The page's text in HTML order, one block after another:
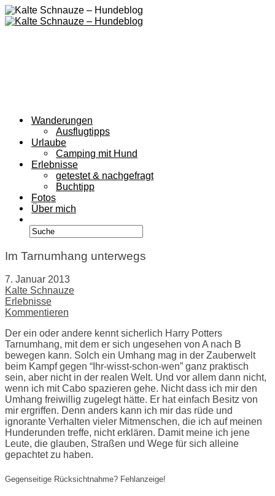
Wanderungen
Ausflugtipps
Urlaube
Camping mit Hund
Erlebnisse
getestet & nachgefragt
Buchtipp
Fotos
Über mich
Im Tarnumhang unterwegs
7. Januar 2013
Kalte Schnauze
Erlebnisse
Kommentieren
Der ein oder andere kennt sicherlich Harry Potters
Tarnumhang, mit dem er sich ungesehen von A nach B
bewegen kann. Solch ein Umhang mag in der Zauberwelt
beim Kampf gegen “Ihr-wisst-schon-wen” ganz praktisch
sein, aber nicht in der realen Welt. Und vor allem dann nicht,
wenn ich mit Cabo spazieren gehe. Nicht dass ich mir den
Umhang freiwillig zugelegt hätte. Er hat einfach Besitz von
mir ergriffen. Denn anders kann ich mir das rüde und
ignorante Verhalten vieler Mitmenschen, die ich auf meinen
Hunderunden treffe, nicht erklären. Damit meine ich jene
Leute, die glauben, Straßen und Wege für sich alleine
gepachtet zu haben.
Gegenseitige Rücksichtnahme? Fehlanzeige!